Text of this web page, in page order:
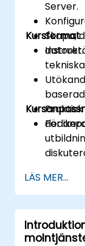
Server.
Skapa,
datorer.
Kursformat
För
LÄS MER...